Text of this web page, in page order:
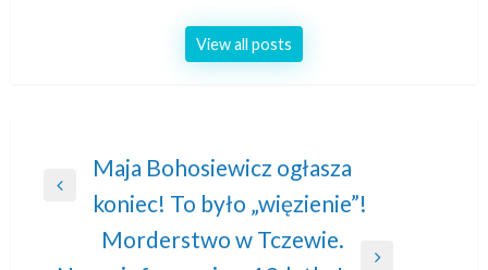
View all posts
Nawigacja
wpisu
Previous
Maja Bohosiewicz ogłasza
koniec! To było „więzienie”!
Morderstwo w Tczewie.